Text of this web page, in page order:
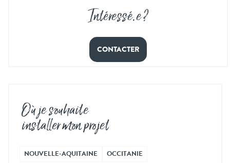
Intéressé.e ?
CONTACTER
Où je souhaite
installer mon projet
NOUVELLE-AQUITAINE OCCITANIE